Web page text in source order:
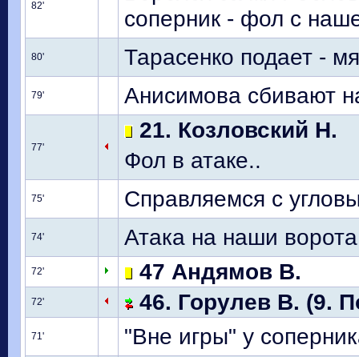
82'
соперник - фол с
80' Тарасенко подает -
79' Анисимова сбивают
77'
21. Козловский Н.
Фол в атаке..
75' Справляемся с
74' Атака на наши
72' 47 Андямов В.
72' 46. Горулев В. (9.
71' "Вне игры" у